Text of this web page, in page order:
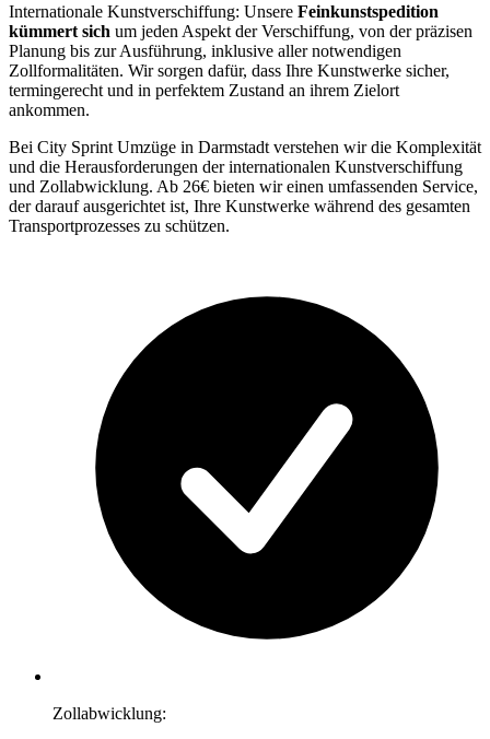
Internationale Kunstverschiffung: Unsere Feinkunstspedition
kümmert sich um jeden Aspekt der Verschiffung, von der präzisen
Planung bis zur Ausführung, inklusive aller notwendigen
Zollformalitäten. Wir sorgen dafür, dass Ihre Kunstwerke sicher,
termingerecht und in perfektem Zustand an ihrem Zielort
ankommen.
Bei City Sprint Umzüge in Darmstadt verstehen wir die Komplexität
und die Herausforderungen der internationalen Kunstverschiffung
und Zollabwicklung. Ab 26€ bieten wir einen umfassenden Service,
der darauf ausgerichtet ist, Ihre Kunstwerke während des gesamten
Transportprozesses zu schützen.
Zollabwicklung: